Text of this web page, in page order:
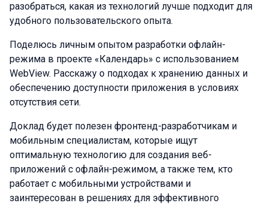
разобраться, какая из технологий лучше подходит для
удобного пользовательского опыта.
Поделюсь личным опытом разработки офлайн-
режима в проекте «Календарь» с использованием
WebView. Расскажу о подходах к хранению данных и
обеспечению доступности приложения в условиях
отсутствия сети.
Доклад будет полезен фронтенд-разработчикам и
мобильным специалистам, которые ищут
оптимальную технологию для создания веб-
приложений с офлайн-режимом, а также тем, кто
работает с мобильными устройствами и
заинтересован в решениях для эффективного